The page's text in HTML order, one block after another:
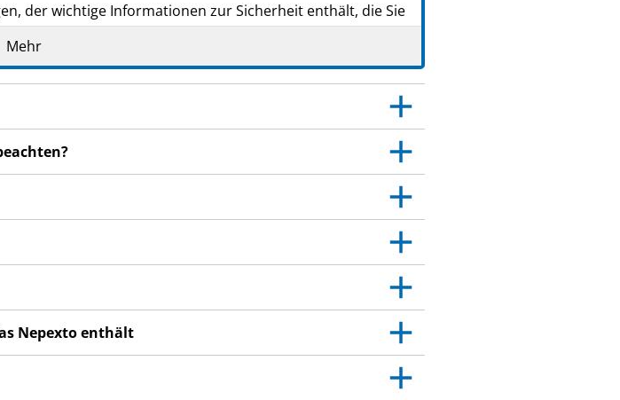
der wichtige Informationen zur Sicherheit enthält, die Sie
müssen.
Ihren Arzt, Apotheker oder das medizinische
betreuten Kind verschrieben. Geben Sie es nicht an
wenn diese die gleichen Beschwerden haben wie Sie
an Ihren Arzt oder Apotheker. Dies gilt auch für
angegeben sind. Siehe Abschnitt 4.
Mehr
Nepexto enthält